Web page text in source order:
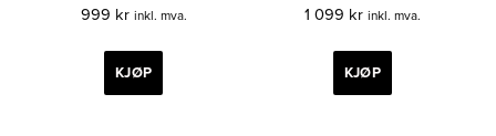
999 kr inkl. mva.
KJØP
1 099 kr inkl. mva.
KJØP